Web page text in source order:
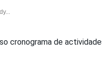
cronograma de